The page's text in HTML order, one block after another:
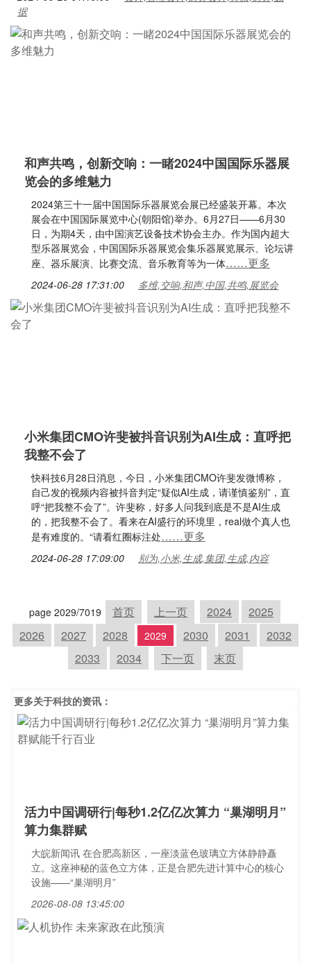
据
和声共鸣，创新交响：一睹2024中国国际乐器展
览会的多维魅力
2024第三十一届中国国际乐器展览会展已经盛装开幕。本次
展会在中国国际展览中心(朝阳馆)举办。6月27日——6月30
日，为期4天，由中国演艺设备技术协会主办。作为国内超大
型乐器展览会，中国国际乐器展览会集乐器展览展示、论坛讲
座、器乐展演、比赛交流、音乐教育等为一体……更多
2024-06-28 17:31:00 多维,交响,和声,中国,共鸣,展览会
小米集团CMO许斐被抖音识别为AI生成：直呼把
我整不会了
快科技6月28日消息，今日，小米集团CMO许斐发微博称，
自己发的视频内容被抖音判定“疑似AI生成，请谨慎鉴别”，直
呼“把我整不会了”。许斐称，好多人问我到底是不是AI生成
的，把我整不会了。看来在AI盛行的环境里，real做个真人也
是有难度的。“请看红圈标注处……更多
2024-06-28 17:09:00 别为,小米,生成,集团,生成,内容
page 2029/7019 首页 上一页 2024
2025
2026
2027 2028 2029 2030 2031
2032
2033
2034 下一页 末页
更多关于科技的资讯：
活力中国调研行|每秒1.2亿亿次算力 “巢湖明月”
算力集群赋
大皖新闻讯 在合肥高新区，一座淡蓝色玻璃立方体静静矗
立。这座神秘的蓝色立方体，正是合肥先进计算中心的核心
设施——“巢湖明月”
2026-08-08 13:45:00